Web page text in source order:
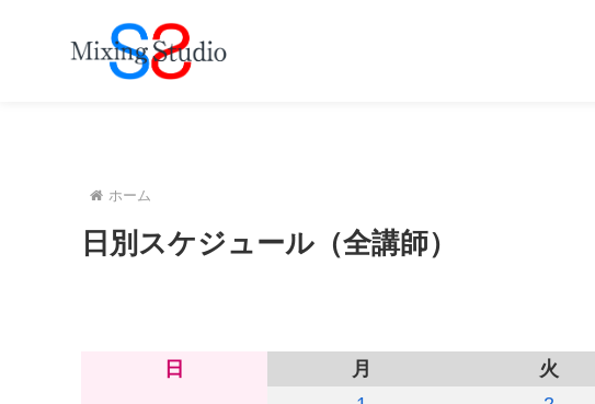
ホーム
日別スケジュール（全講師）
日 月 火